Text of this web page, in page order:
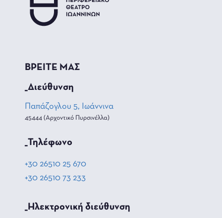
ΒΡΕΙΤΕ ΜΑΣ
_Διεύθυνση
Παπάζογλου 5, Ιωάννινα
45444 (Αρχοντικό Πυρσινέλλα)
_Τηλέφωνο
+30 26510 25 670
+30 26510 73 233
_Hλεκτρονική διεύθυνση